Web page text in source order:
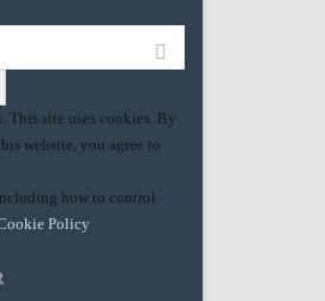
This site uses cookies. By
website, you agree to
how to control
Policy